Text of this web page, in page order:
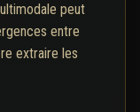
peut
entre
extraire les